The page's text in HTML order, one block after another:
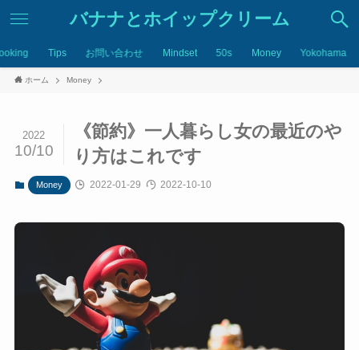
バナナとホイップクリーム
Tips お問い合わせ Mindset 50s Money Yokohama
ホーム Money
《節約》一人暮らし女の最近のや
り方はこれです
2022
10/10
Money 2022-01-29 2022-10-10